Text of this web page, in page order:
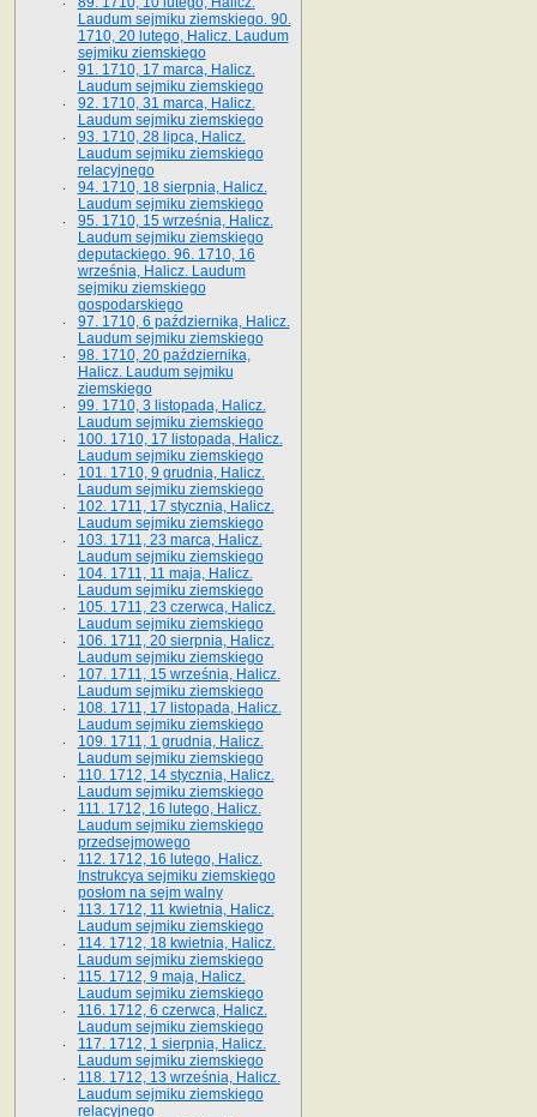
Laudum sejmiku ziemskiego. 90.
1710, 20 lutego, Halicz. Laudum
sejmiku ziemskiego
91. 1710, 17 marca, Halicz.
Laudum sejmiku ziemskiego
92. 1710, 31 marca, Halicz.
Laudum sejmiku ziemskiego
93. 1710, 28 lipca, Halicz.
Laudum sejmiku ziemskiego
relacyjnego
94. 1710, 18 sierpnia, Halicz.
Laudum sejmiku ziemskiego
95. 1710, 15 września, Halicz.
Laudum sejmiku ziemskiego
deputackiego. 96. 1710, 16
września, Halicz. Laudum
sejmiku ziemskiego
gospodarskiego
97. 1710, 6 października, Halicz.
Laudum sejmiku ziemskiego
98. 1710, 20 października,
Halicz. Laudum sejmiku
ziemskiego
99. 1710, 3 listopada, Halicz.
Laudum sejmiku ziemskiego
100. 1710, 17 listopada, Halicz.
Laudum sejmiku ziemskiego
101. 1710, 9 grudnia, Halicz.
Laudum sejmiku ziemskiego
102. 1711, 17 stycznia, Halicz.
Laudum sejmiku ziemskiego
103. 1711, 23 marca, Halicz.
Laudum sejmiku ziemskiego
104. 1711, 11 maja, Halicz.
Laudum sejmiku ziemskiego
105. 1711, 23 czerwca, Halicz.
Laudum sejmiku ziemskiego
106. 1711, 20 sierpnia, Halicz.
Laudum sejmiku ziemskiego
107. 1711, 15 września, Halicz.
Laudum sejmiku ziemskiego
108. 1711, 17 listopada, Halicz.
Laudum sejmiku ziemskiego
109. 1711, 1 grudnia, Halicz.
Laudum sejmiku ziemskiego
110. 1712, 14 stycznia, Halicz.
Laudum sejmiku ziemskiego
111. 1712, 16 lutego, Halicz.
Laudum sejmiku ziemskiego
przedsejmowego
112. 1712, 16 lutego, Halicz.
Instrukcya sejmiku ziemskiego
posłom na sejm walny
113. 1712, 11 kwietnia, Halicz.
Laudum sejmiku ziemskiego
114. 1712, 18 kwietnia, Halicz.
Laudum sejmiku ziemskiego
115. 1712, 9 maja, Halicz.
Laudum sejmiku ziemskiego
116. 1712, 6 czerwca, Halicz.
Laudum sejmiku ziemskiego
117. 1712, 1 sierpnia, Halicz.
Laudum sejmiku ziemskiego
118. 1712, 13 września, Halicz.
Laudum sejmiku ziemskiego
relacyjnego